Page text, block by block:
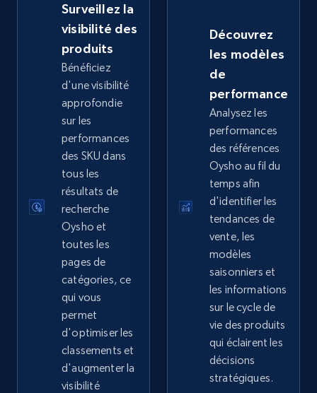
eBay - Collect records by category
URL, Product id, Title, Seller name, Seller rating,
Seller reviews, Breadcrumbs, Root category, and
2.5K+ 359+ Commencer
Google Shopping
URL, Product id, Title, Product description,
Rating, Reviews count, Images, Variations, and
more.
2.4K+ Commencer
Google Shopping - collects products from
Surveillez la
visibilité des
produits
Bénéficiez
d'une visibilité
approfondie
sur les
performances
des SKU dans
tous les
résultats de
recherche
Oysho et
toutes les
pages de
catégories, ce
qui vous
permet
d'optimiser les
classements et
d'augmenter la
visibilité
Découvrez
les modèles
de
performance
Analysez les
performances
des références
Oysho au fil du
temps afin
d'identifier les
tendances de
vente, les
modèles
saisonniers et
les informations
sur le cycle de
vie des produits
qui éclairent les
décisions
stratégiques.